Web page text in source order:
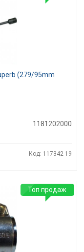
(279/95mm
1181202000
Код: 117342-19
Топ продаж